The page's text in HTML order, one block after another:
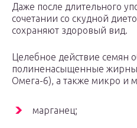
Даже после длительного
сочетании со скудной
сохраняют здоровый вид.
Целебное действие семян
полиненасыщенные
Омега-6), а также микро и
марганец;